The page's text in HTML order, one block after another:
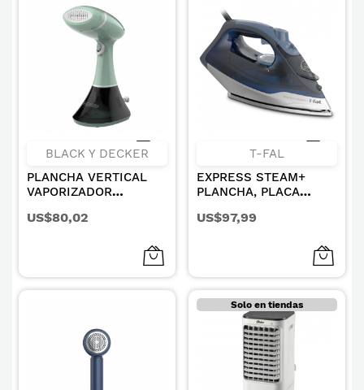
BLACK Y DECKER
PLANCHA VERTICAL
VAPORIZADOR
HGS250-LA
US$80,02
T-FAL
EXPRESS STEAM+
PLANCHA, PLACA
US$97,99
Solo en tiendas